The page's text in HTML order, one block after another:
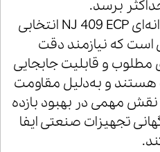
برسد.
در مجموع، رولبرینگ استوانه‌ای NJ 409 ECP انتخابی
است که نیازمند دقت
مطلوب و قابلیت جابجایی
و به‌دلیل مقاومت
نقش مهمی در بهبود بازده
تجهیزات صنعتی ایفا